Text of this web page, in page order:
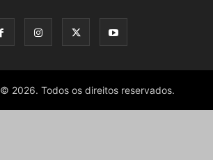
© 2026. Todos os direitos reservados.